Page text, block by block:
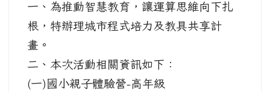
一、為推動智慧教育，讓運算思維向下扎
根，特辦理城市程式培力及教具共享計
畫。
二、本次活動相關資訊如下：
(一)國小親子體驗營-高年級